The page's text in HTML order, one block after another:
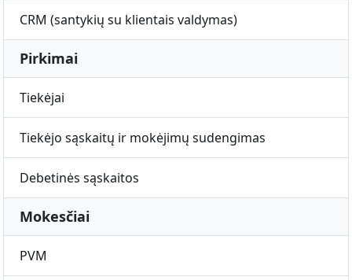
CRM (santykių su klientais valdymas)
Pirkimai
Tiekėjai
Tiekėjo sąskaitų ir mokėjimų sudengimas
Debetinės sąskaitos
Mokesčiai
PVM